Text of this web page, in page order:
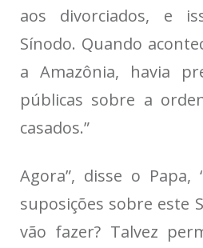
aos divorciados, e
Sínodo. Quando
a Amazônia, havia
públicas sobre a
casados.”
Agora”, disse o Papa,
suposições sobre este
vão fazer? Talvez